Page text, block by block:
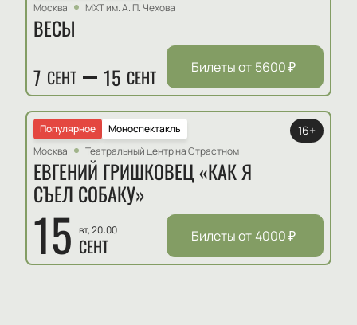
Москва
МХТ им. А. П. Чехова
ВЕСЫ
7 СЕНТ 15 СЕНТ Билеты от 5600₽
Моноспектакль
Популярное
Москва
Театральный центр на Страстном
ЕВГЕНИЙ ГРИШКОВЕЦ «КАК Я
СЪЕЛ СОБАКУ»
15 вт, 20:00
СЕНТ
16+
Билеты от 4000₽